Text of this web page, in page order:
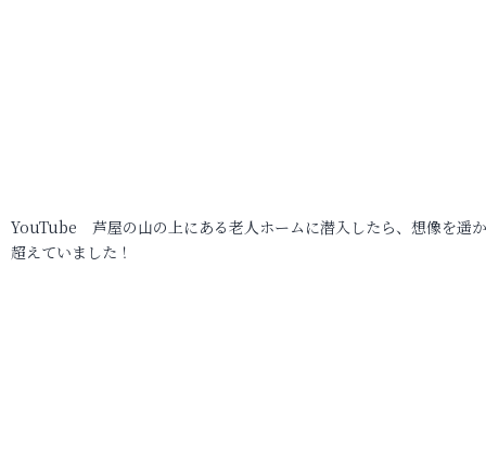
YouTube 芦屋の山の上にある老人ホームに潜入したら、想像を遥
超えていました！